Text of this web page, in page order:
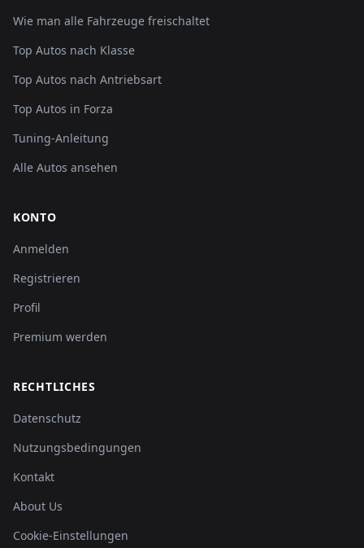
Wie man alle Fahrzeuge freischaltet
Top Autos nach Klasse
Top Autos nach Antriebsart
Top Autos in Forza
Tuning-Anleitung
Alle Autos ansehen
KONTO
Anmelden
Registrieren
Profil
Premium werden
RECHTLICHES
Datenschutz
Nutzungsbedingungen
Kontakt
About Us
Cookie-Einstellungen